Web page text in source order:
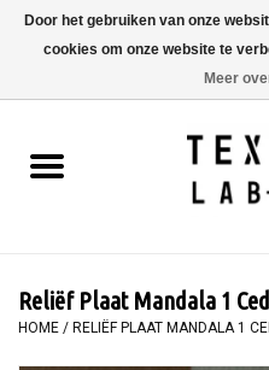
BOEKEN
SCHILDEREN
Reliëf Plaat Mandala 1
HOME / RELIËF PLAAT MANDALA 1
Door het gebruiken van onze
cookies om onze website te
Meer